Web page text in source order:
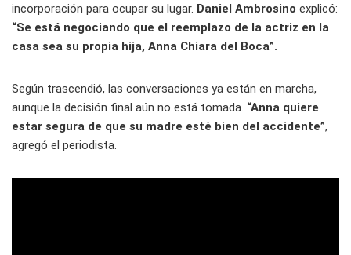
incorporación para ocupar su lugar. Daniel Ambrosino explicó:
“Se está negociando que el reemplazo de la actriz en la
casa sea su propia hija, Anna Chiara del Boca”.
Según trascendió, las conversaciones ya están en marcha,
aunque la decisión final aún no está tomada. “Anna quiere
estar segura de que su madre esté bien del accidente”,
agregó el periodista.